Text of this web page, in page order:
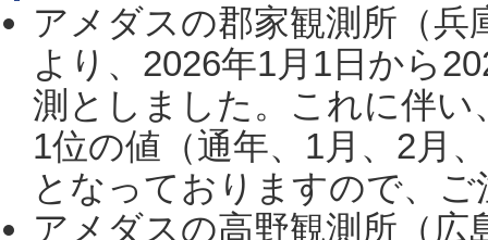
アメダスの郡家観測所（
より、2026年1月1日から
測としました。これに伴い
1位の値（通年、1月、2月
となっておりますので、
アメダスの高野観測所（